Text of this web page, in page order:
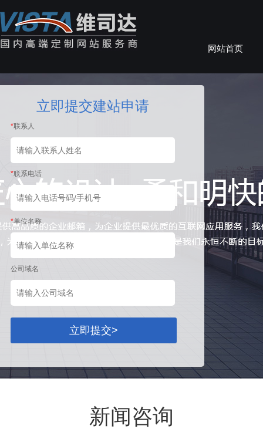
网站首页
立即提交建站申请
*联系人
*联系电话
*单位名称
公司域名
立即提交>
新闻咨询